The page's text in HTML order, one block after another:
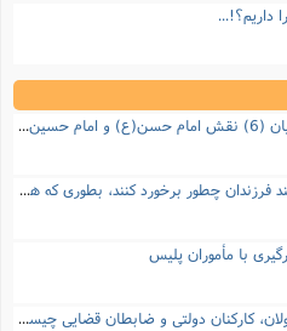
داریم؟!...
تعامل اعراب مسلمان و ایرانیان (6) نقش امام حسن(ع) و امام حسین(ع) در فتح ایران
اگر والدین به فرزندان ستم کنند فرزندان چطور برخورد کنند، بطوری که هم موجب ناراحتی آنها نشود و هم بتوانند آنها را امر به معروف و نهی از منکر کنند، و اگر نصیحت تأثیر نداشت چطور باید با آنها برخورد کرد؟
با مأموران پلیس
مجازات‌ توهین به افراد، مسئولان، کارکنان دولتی و ضابطان قضایی چیست؟